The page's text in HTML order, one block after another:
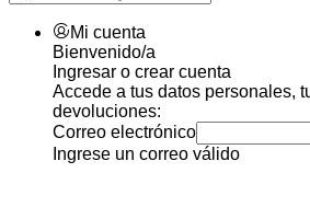
Mi cuenta
Bienvenido/a
Ingresar o crear cuenta
Accede a tus datos personales,
devoluciones:
Correo electrónico
Ingrese un correo válido